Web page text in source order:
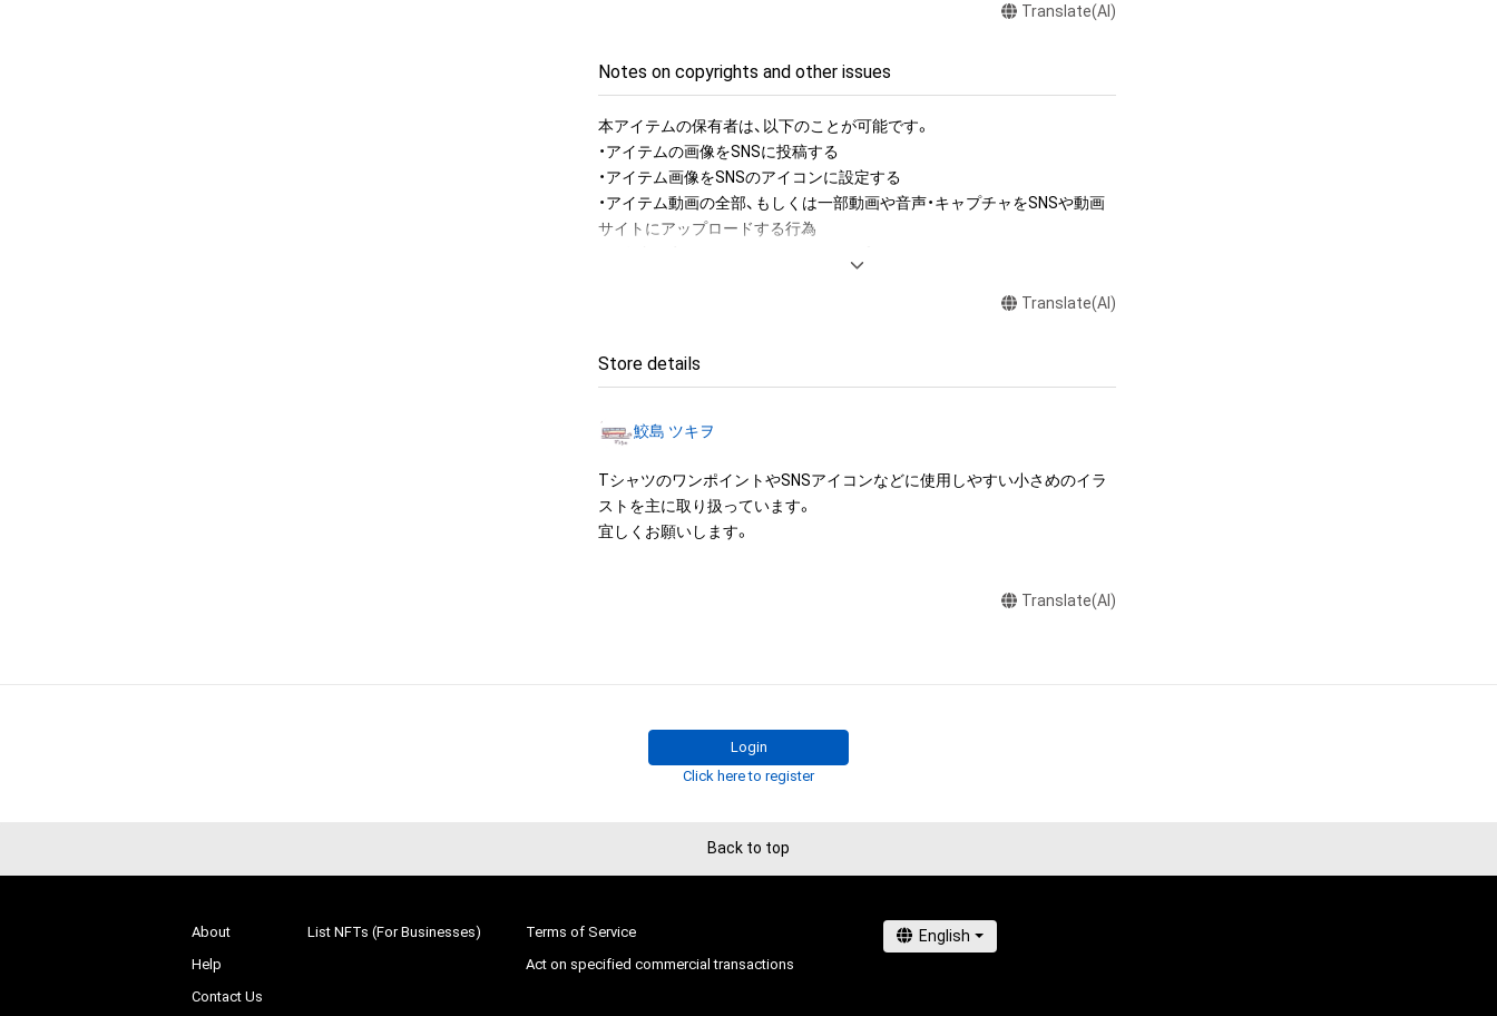
Translate(AI)
Notes on copyrights and other issues
本アイテムの保有者は、以下のことが可能です。
・アイテムの画像をSNSに投稿する
・アイテム画像をSNSのアイコンに設定する
・アイテム動画の全部、もしくは一部動画や音声・キャプチャをSNSや動画
サイトにアップロードする行為
・アイテムの画像を使用してメッセージカードを制作し友達に送る
・アイテム画像を使用し、グッズや商品を制作して有料販売、および無料配
成する
アイテムに関する注意事項
・本アイテムに関する創作物(画像および映像、音楽、商標またはロゴ等を含
みますがこれらに限られません。)にかかる知的財産権(著作権、特許権、実
は、本アイテムの著作権を有する方、著作隣接権の権利者またはその管理委
を受けている者からの事前の同意なしに、上記の「本アイテムの保有者が有
する権利」の範囲を超えた行為、知的財産権を侵害するおそれのある行為
・本アイテムに関する創作物の利用については、公序良俗や法令に反する利
・本アイテムの購入、売却および利用に関して、購入者、売却者、保有者、そ
の他第三者が損害を被った場合、その損害がいかなる原因で発生したもの
であっても、本アイテムの著作権を有する方、著作隣接権の権利者またはそ
Translate(AI)
Store details
鮫島 ツキヲ
TシャツのワンポイントやSNSアイコンなどに使用しやすい小さめのイラ
ストを主に取り扱っています。
宜しくお願いします。
Translate(AI)
Login
Click here to register
Back to top
About
Help
Contact Us
List NFTs (For Businesses)
Terms of Service
Act on specified commercial transactions